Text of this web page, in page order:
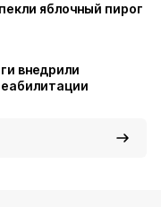
яблочный пирог
внедрили